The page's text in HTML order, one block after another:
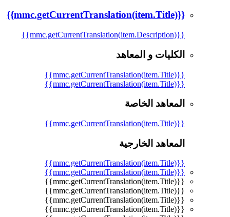
{{mmc.getCurrentTranslation(item.Title)}}
{{mmc.getCurrentTranslation(item.Description)}}
الكليات و المعاهد
{{mmc.getCurrentTranslation(item.Title)}}
{{mmc.getCurrentTranslation(item.Title)}}
المعاهد الخاصة
{{mmc.getCurrentTranslation(item.Title)}}
المعاهد الخارجية
{{mmc.getCurrentTranslation(item.Title)}}
{{mmc.getCurrentTranslation(item.Title)}}
{{mmc.getCurrentTranslation(item.Title)}}
{{mmc.getCurrentTranslation(item.Title)}}
{{mmc.getCurrentTranslation(item.Title)}}
{{mmc.getCurrentTranslation(item.Title)}}